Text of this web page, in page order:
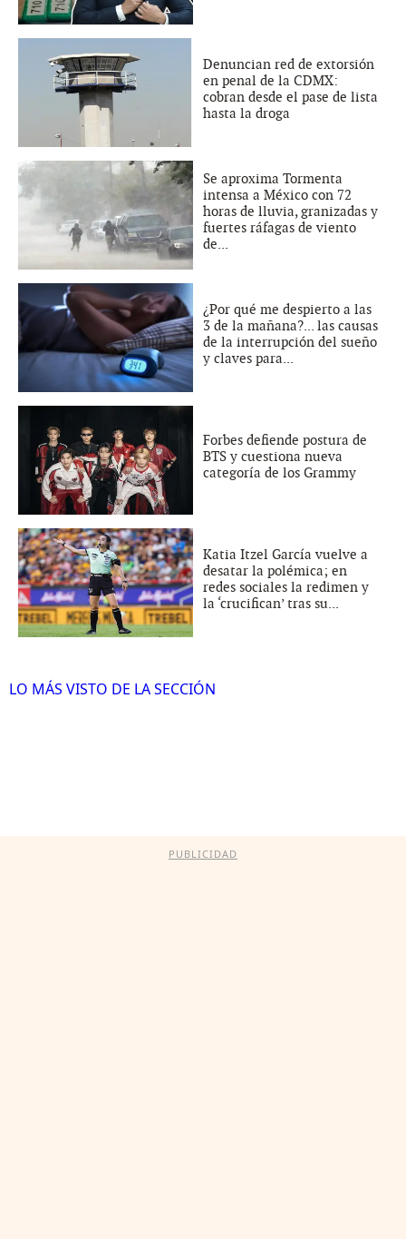
Denuncian red de extorsión
en penal de la CDMX:
cobran desde el pase de lista
hasta la droga
Se aproxima Tormenta
intensa a México con 72
horas de lluvia, granizadas y
fuertes ráfagas de viento
de...
¿Por qué me despierto a las
3 de la mañana?... las causas
de la interrupción del sueño
y claves para...
Forbes defiende postura de
BTS y cuestiona nueva
categoría de los Grammy
Katia Itzel García vuelve a
desatar la polémica; en
redes sociales la redimen y
la ‘crucifican’ tras su...
LO MÁS VISTO DE LA SECCIÓN
PUBLICIDAD